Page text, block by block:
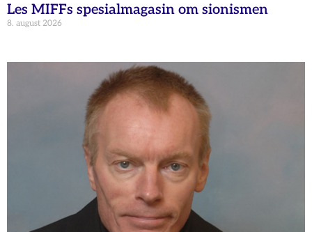
Les MIFFs spesialmagasin om sionismen
8. august 2026